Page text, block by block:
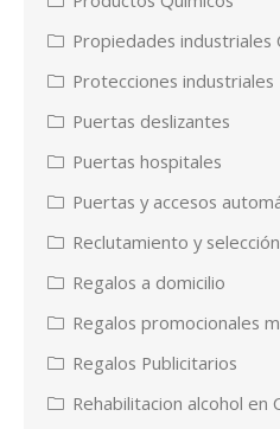
Propiedades industriales
Protecciones industriales
Puertas deslizantes
Puertas hospitales
Puertas y accesos
Reclutamiento y
Regalos a domicilio
Regalos promocionales
Regalos Publicitarios
Rehabilitacion alcohol en